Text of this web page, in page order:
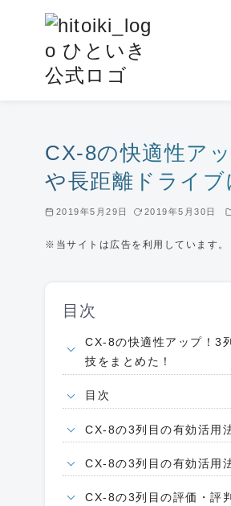
CX-8の快適性ア
や長距離ドライ
2019年5月29日 2019年5月30日
※当サイトは広告を利用しています。
目次
CX-8の快適性アップ！3
技をまとめた！
目次
CX-8の3列目の有効活用
CX-8の3列目の有効活用
CX-8の3列目の評価・評